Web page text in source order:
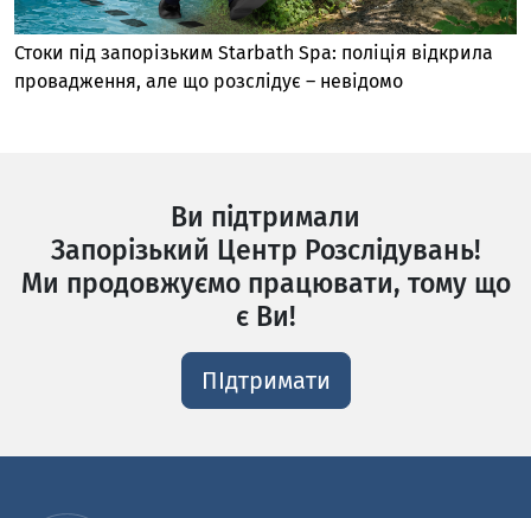
Стоки під запорізьким Starbath Spa: поліція відкрила
провадження, але що розслідує – невідомо
Ви підтримали
Запорізький Центр Розслідувань!
Ми продовжуємо працювати, тому що
є Ви!
ПІдтримати